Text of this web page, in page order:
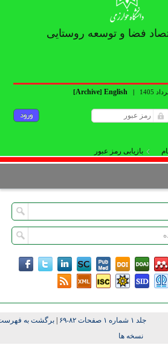
فضا و توسعه روستایی
|
English
[Archive]
بازیابی رمز عبور
جلد ۱ شماره ۱ صفحات ۸۲-۶۹ |برگشت به فهرست
نسخه ها